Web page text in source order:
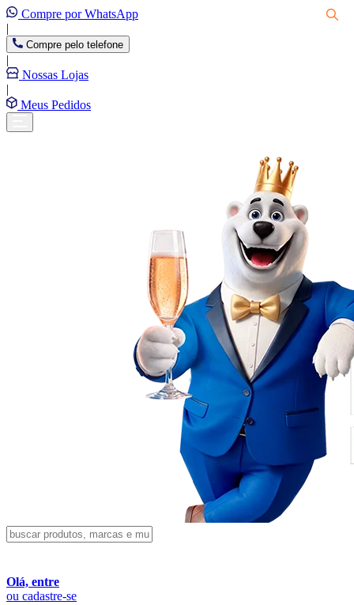
Compre por WhatsApp
|
Compre pelo telefone
|
Nossas Lojas
|
Meus Pedidos
Olá, entre
ou cadastre-se